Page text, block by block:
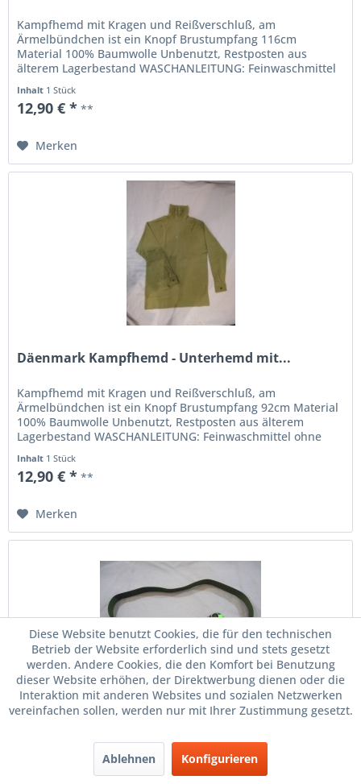
Kampfhemd mit Kragen und Reißverschluß, am
Ärmelbündchen ist ein Knopf Brustumpfang 116cm
Material 100% Baumwolle Unbenutzt, Restposten aus
älterem Lagerbestand WASCHANLEITUNG: Feinwaschmittel
Inhalt 1 Stück
12,90 € * **
Merken
Däenmark Kampfhemd - Unterhemd mit...
Kampfhemd mit Kragen und Reißverschluß, am
Ärmelbündchen ist ein Knopf Brustumpfang 92cm Material
100% Baumwolle Unbenutzt, Restposten aus älterem
Lagerbestand WASCHANLEITUNG: Feinwaschmittel ohne
Inhalt 1 Stück
12,90 € * **
Merken
Riemen, oliv 105 cm x 25 mm mit Verschluss, Rem
Utrustning, Ausrüstungsriemen Gebraucht
Diese Website benutzt Cookies, die für den technischen
Betrieb der Website erforderlich sind und stets gesetzt
werden. Andere Cookies, die den Komfort bei Benutzung
dieser Website erhöhen, der Direktwerbung dienen oder die
Interaktion mit anderen Websites und sozialen Netzwerken
vereinfachen sollen, werden nur mit Ihrer Zustimmung gesetzt.
Ablehnen Konfigurieren